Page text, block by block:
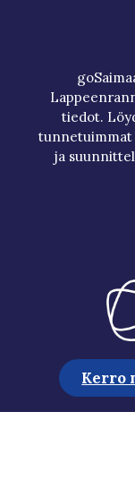
tiedot.
tunnetuimmat
ja
Kerro